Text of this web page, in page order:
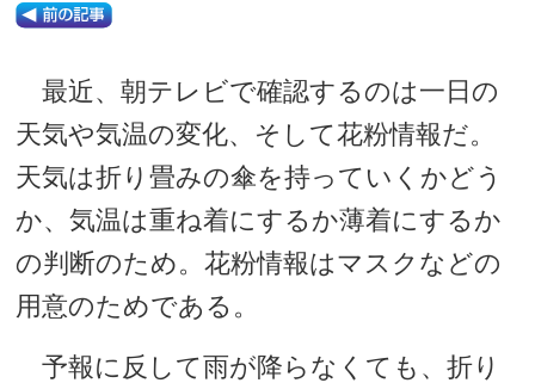
最近、朝テレビで確認するのは一日の
天気や気温の変化、そして花粉情報だ。
天気は折り畳みの傘を持っていくかどう
か、気温は重ね着にするか薄着にするか
の判断のため。花粉情報はマスクなどの
用意のためである。
予報に反して雨が降らなくても、折り